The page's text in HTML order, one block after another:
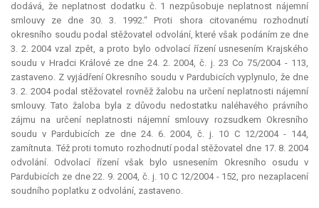
dodává, že neplatnost dodatku č. 1 nezpůsobuje neplatnost nájemní
smlouvy ze dne 30. 3. 1992.“ Proti shora citovanému rozhodnutí
okresního soudu podal stěžovatel odvolání, které však podáním ze dne
3. 2. 2004 vzal zpět, a proto bylo odvolací řízení usnesením Krajského
soudu v Hradci Králové ze dne 24. 2. 2004, č. j. 23 Co 75/2004 - 113,
zastaveno. Z vyjádření Okresního soudu v Pardubicích vyplynulo, že dne
3. 2. 2004 podal stěžovatel rovněž žalobu na určení neplatnosti nájemní
smlouvy. Tato žaloba byla z důvodu nedostatku naléhavého právního
zájmu na určení neplatnosti nájemní smlouvy rozsudkem Okresního
soudu v Pardubicích ze dne 24. 6. 2004, č. j. 10 C 12/2004 - 144,
zamítnuta. Též proti tomuto rozhodnutí podal stěžovatel dne 17. 8. 2004
odvolání. Odvolací řízení však bylo usnesením Okresního osudu v
Pardubicích ze dne 22. 9. 2004, č. j. 10 C 12/2004 - 152, pro nezaplacení
soudního poplatku z odvolání, zastaveno.